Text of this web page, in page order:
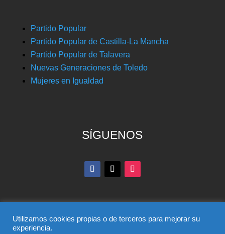
Partido Popular
Partido Popular de Castilla-La Mancha
Partido Popular de Talavera
Nuevas Generaciones de Toledo
Mujeres en Igualdad
SÍGUENOS
Utilizamos cookies propias o de terceros para mejorar su
experiencia.